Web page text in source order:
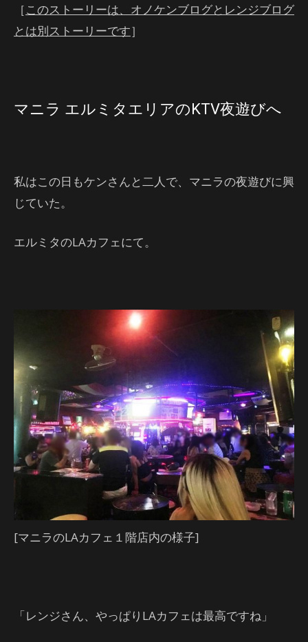
［このストーリーは、オノケンブログとレンジブログ
とは別ストーリーです］
マニラ エルミタエリアのKTV夜遊びへ
私はこの日もケンさんと二人で、マニラの夜遊びに興
じていた。
エルミタのLAカフェにて。
[マニラのLAカフェ１階店内の様子]
「レンジさん、やっぱりLAカフェは最高ですね」